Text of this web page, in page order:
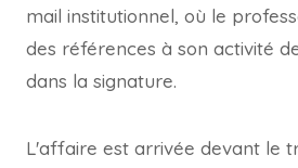
mail institutionnel, où le
des références à son activité
dans la signature.
L'affaire est arrivée devant le